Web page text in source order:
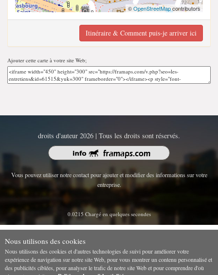
©OpenStreetMapcontributors
Itinéraire & Comment puis-je arriver ici
Ajouter cette carte à votre site Web;
droits d'auteur 2026 | Tous les droits sont réservés.
Vous pouvez utiliser notre contact pour ajouter et modifier des informations sur votre
entreprise.
0.0215 Chargé en quelques secondes
Nous utilisons des cookies
Nous utilisons des cookies et d'autres technologies de suivi pour améliorer votre
expérience de navigation sur notre site Web, pour vous montrer un contenu personnalisé et
des publicités ciblées, pour analyser le trafic de notre site Web et pour comprendre d'où